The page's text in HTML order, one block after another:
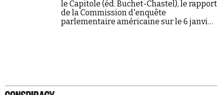
le Capitole (éd. Buchet-Chastel), le rapport
de la Commission d'enquête
parlementaire américaine sur le 6 janvier